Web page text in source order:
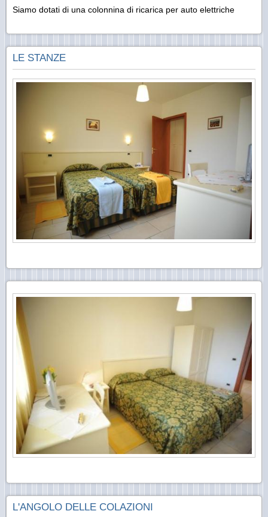
Siamo dotati di una colonnina di ricarica per auto elettriche
LE STANZE
L'ANGOLO DELLE COLAZIONI